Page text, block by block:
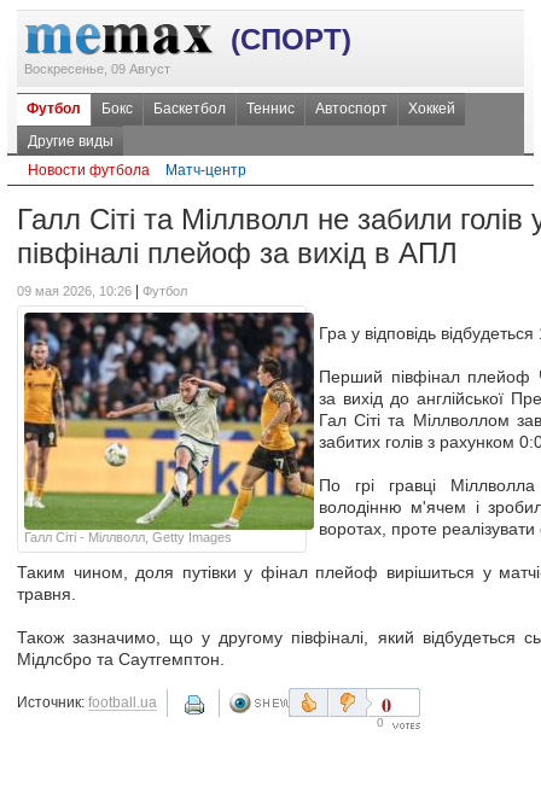
(СПОРТ)
Воскресенье, 09 Август
Футбол Бокс Баскетбол Теннис Автоспорт
Хоккей
Другие виды
Новости футбола
Матч-центр
Галл Сіті та Міллволл не забили
півфіналі плейоф за вихід в АПЛ
09 мая 2026, 10:26 Футбол
Галл Сіті - Міллволл, Getty Images
Гра у відповідь
Перший півфінал плейоф
за вихід до англійської
Гал Сіті та Міллволлом
забитих голів з рахунком
По грі гравці
володінню м'ячем і
воротах, проте
Таким чином, доля путівки у фінал плейоф вирішиться у
травня.
Також зазначимо, що у другому півфіналі, який відбудеться
Мідлсбро та Саутгемптон.
Источник: football.ua 0
0